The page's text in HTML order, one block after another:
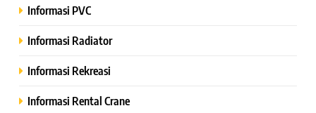
Informasi PVC
Informasi Radiator
Informasi Rekreasi
Informasi Rental Crane